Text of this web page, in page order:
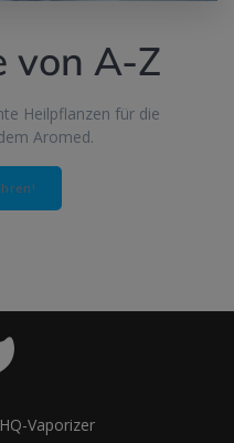
von A-Z
Heilpflanzen für die
Aromed.
Vaporizer